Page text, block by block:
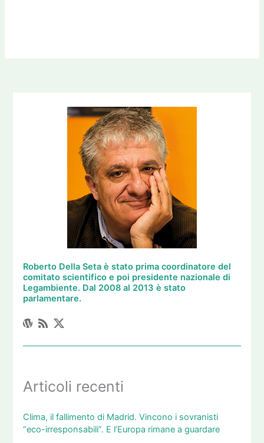
Roberto Della Seta è stato prima coordinatore del
comitato scientifico e poi presidente nazionale di
Legambiente. Dal 2008 al 2013 è stato
parlamentare.
Articoli recenti
Clima, il fallimento di Madrid. Vincono i sovranisti
“eco-irresponsabili”. E l’Europa rimane a guardare